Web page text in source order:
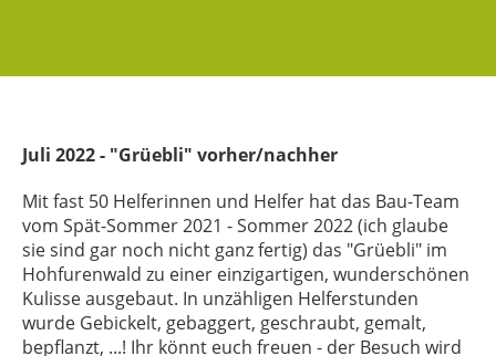
Juli 2022 - "Grüebli" vorher/nachher
Mit fast 50 Helferinnen und Helfer hat das Bau-Team
vom Spät-Sommer 2021 - Sommer 2022 (ich glaube
sie sind gar noch nicht ganz fertig) das "Grüebli" im
Hohfurenwald zu einer einzigartigen, wunderschönen
Kulisse ausgebaut. In unzähligen Helferstunden
wurde Gebickelt, gebaggert, geschraubt, gemalt,
bepflanzt, ...! Ihr könnt euch freuen - der Besuch wird